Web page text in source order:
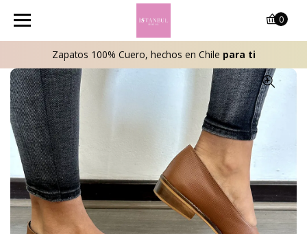
Zapatos 100% Cuero, hechos en Chile para ti
0